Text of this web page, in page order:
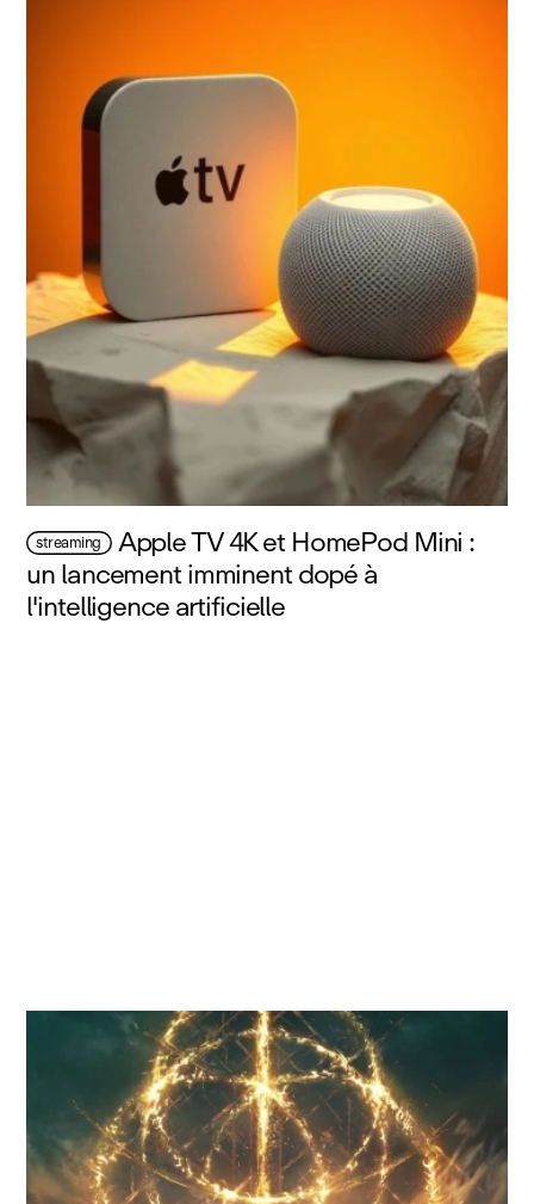
streaming Apple TV 4K et HomePod Mini :
un lancement imminent dopé à
l'intelligence artificielle